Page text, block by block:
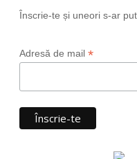
Înscrie-te și uneori s-ar
Adresă de mail *